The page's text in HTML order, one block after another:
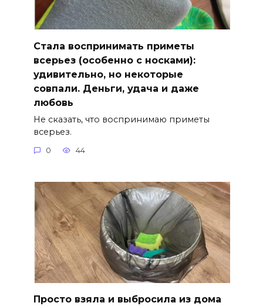
Стала воспринимать приметы
всерьез (особенно с носками):
удивительно, но некоторые
совпали. Деньги, удача и даже
любовь
Не сказать, что воспринимаю приметы
всерьез.
0 44
Просто взяла и выбросила из дома